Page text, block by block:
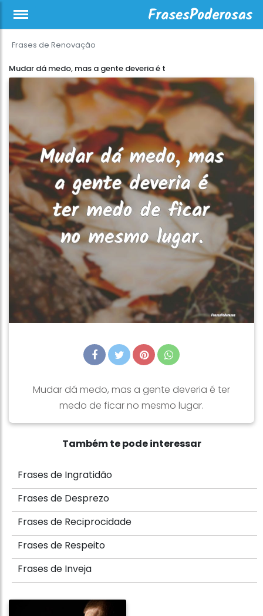
Frases de Renovação
Mudar dá medo, mas a gente deveria é t
Mudar dá medo, mas a gente deveria é ter
medo de ficar no mesmo lugar.
Também te pode interessar
Frases de Ingratidão
Frases de Desprezo
Frases de Reciprocidade
Frases de Respeito
Frases de Inveja